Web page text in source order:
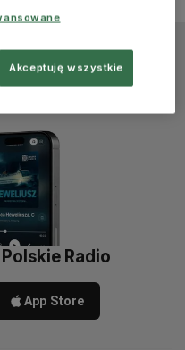
Radio
App Store
Akceptuję wszystkie